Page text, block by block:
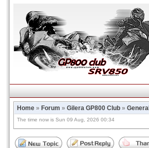
Home » Forum » Gilera GP800 Club » General
The time now is Sun 09 Aug, 2026 00:34